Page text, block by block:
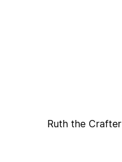
Ruth the Crafter